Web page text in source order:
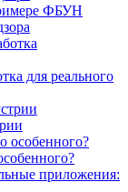
ФБУН
для реального